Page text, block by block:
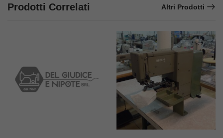
Prodotti Correlati Altri Prodotti